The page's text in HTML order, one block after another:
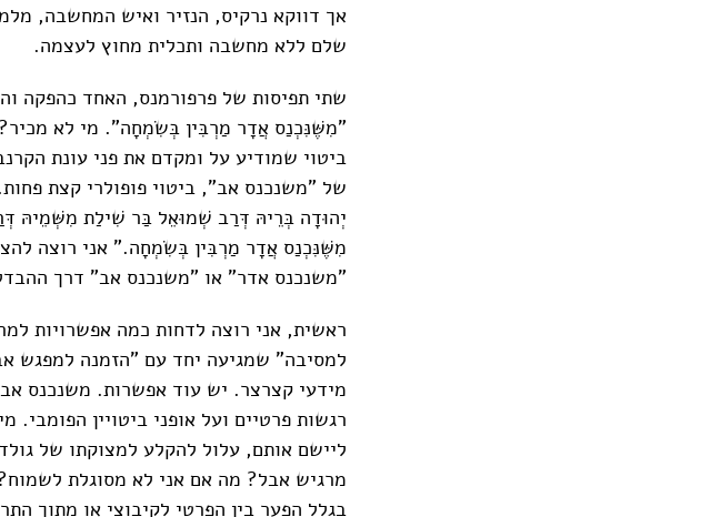
אך דווקא נרקיס, הנזיר ואיש המחשבה,
שלם ללא מחשבה ותכלית מחוץ לעצמה.
שתי תפיסות של פרפורמנס, האחד כהפקה
"מִשֶּׁנִּכְנַס אֲדָר מַרְבִּין בְּשִׂמְחָה". מי לא
ביטוי שמודיע על ומקדם את פני עונת
של "משנכנס אב", ביטוי פופולרי קצת
יְהוּדָה בְּרֵיהּ דְּרַב שְׁמוּאֵל בַּר שִׁילַת
מִשֶּׁנִּכְנַס אֲדָר מַרְבִּין בְּשִׂמְחָה." אני רוצה
"משנכנס אדר" או "משנכנס אב" דרך
ראשית, אני רוצה לדחות כמה אפשרויות
למסיבה" שמגיעה יחד עם "הזמנה למפגש
מידעי קצרצר. יש עוד אפשרות. משנכנס אב
רגשות פרטיים ועל אופני ביטויין
ליישם אותם, עלול להקלע למצוקתו של
מרגיש אבל? מה אם אני לא מסוגלת
בגלל הפער בין הפרטי לקיבוצי או מתוך